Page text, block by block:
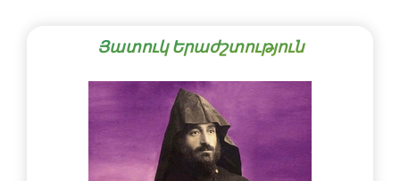
Յատուկ Երաժշտություն